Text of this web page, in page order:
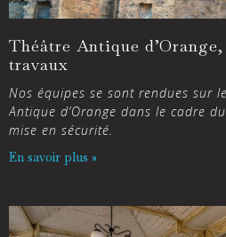
Théâtre Antique d’Orange,
travaux
Nos équipes se sont rendues sur
Antique d’Orange dans le cadre
mise en sécurité.
En savoir plus »